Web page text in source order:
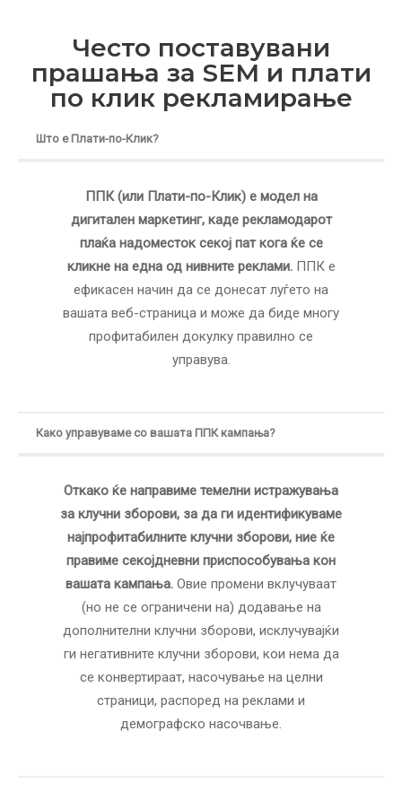
Често поставувани
прашања за SEM и плати
по клик рекламирање
Што е Плати-по-Клик?
ППК (или Плати-по-Клик) е модел на
дигитален маркетинг, каде рекламодарот
плаќа надоместок секој пат кога ќе се
кликне на една од нивните реклами.ППК е
ефикасен начин да се донесат луѓето на
вашата веб-страница и може да биде многу
профитабилен докулку правилно се
управува.
Како управуваме со вашата ППК кампања?
Откако ќе направиме темелни истражувања
за клучни зборови, за да ги идентификуваме
најпрофитабилните клучни зборови, ние ќе
правиме секојдневни приспособувања кон
вашата кампања. Овие промени вклучуваат
(но не се ограничени на) додавање на
дополнителни клучни зборови, исклучувајќи
ги негативните клучни зборови, кои нема да
се конвертираат, насочување на целни
страници, распоред на реклами и
демографско насочвање.